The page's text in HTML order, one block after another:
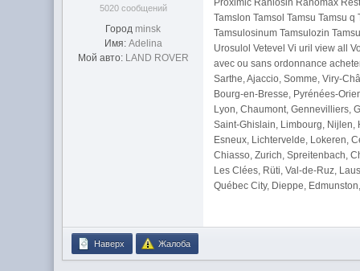
5020 сообщений
Город minsk
Имя: Adelina
Мой авто: LAND ROVER
Proximic Ranlosin Ranomax
Tamslon Tamsol Tamsu Tamsu
Tamsulosinum Tamsulozin
Urosulol Vetevel Vi uril view all
avec ou sans ordonnance
Sarthe, Ajaccio, Somme, Viry-
Bourg-en-Bresse, Pyrénées-
Lyon, Chaumont, Gennevilliers,
Saint-Ghislain, Limbourg, Nijlen,
Esneux, Lichtervelde, Lokeren,
Chiasso, Zurich, Spreitenbach,
Les Clées, Rüti, Val-de-Ruz,
Québec City, Dieppe,
Наверх Жалоба